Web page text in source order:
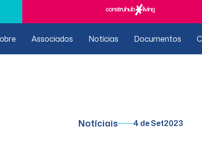
Associados Notícias Documentos
Notíciais 4 de Set2023